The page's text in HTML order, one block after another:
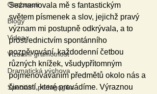
Osobnosti
Blogy
Videa
Vizuální gramotnost
Dramatická výchova
Speciální pedagogika
Seznamovala mě s fantastickým
světem písmenek a slov, jejichž pravý
význam mi postupně odkrývala, a to
prostřednictvím spontánního
pozpěvování, každodenní četbou
různých knížek, všudypřítomným
pojmenováváním předmětů okolo nás a
činností, které provádíme. Výraznou